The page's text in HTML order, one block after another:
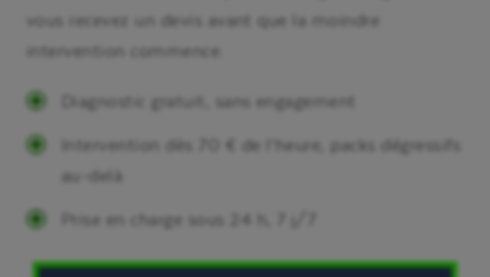
vous recevez un devis avant que la moindre
intervention commence.
Diagnostic gratuit, sans engagement
Intervention dès 70 € de l’heure, packs dégressifs
au-delà
Prise en charge sous 24 h, 7 j/7